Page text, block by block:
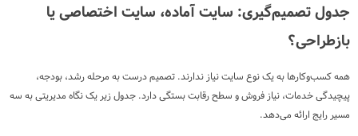
جدول تصمیم‌گیری: سایت آماده، سایت اختصاصی یا
بازطراحی؟
همه کسب‌وکارها به یک نوع سایت نیاز ندارند. تصمیم درست به مرحله رشد، بودجه،
پیچیدگی خدمات، نیاز فروش و سطح رقابت بستگی دارد. جدول زیر یک نگاه مدیریتی به سه
مسیر رایج ارائه می‌دهد.